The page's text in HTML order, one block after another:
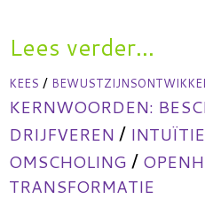
Lees verder...
KEES /
KERNWOORDEN:
DRIJFVEREN / INTUÏTIE
OMSCHOLING /
TRANSFORMATIE